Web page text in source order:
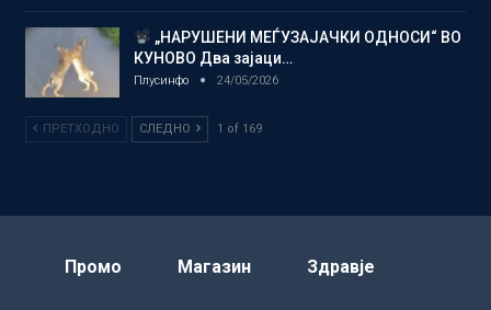
„НАРУШЕНИ МЕЃУЗАЈАЧКИ ОДНОСИ“ ВО
КУНОВО Два зајаци…
Плусинфо 24/05/2026
ПРЕТХОДНО СЛЕДНО 1 of 169
Промо Магазин Здравје